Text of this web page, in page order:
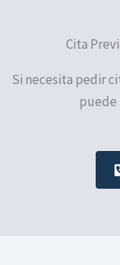
Cita
Si necesita pedir
puede